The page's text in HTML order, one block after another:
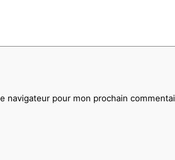
navigateur pour mon prochain